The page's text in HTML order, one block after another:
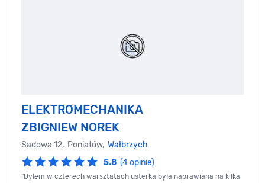
ELEKTROMECHANIKA
ZBIGNIEW NOREK
Sadowa 12, Poniatów, Wałbrzych
5.8 (4 opinie)
"Byłem w czterech warsztatach usterka była naprawiana na kilka